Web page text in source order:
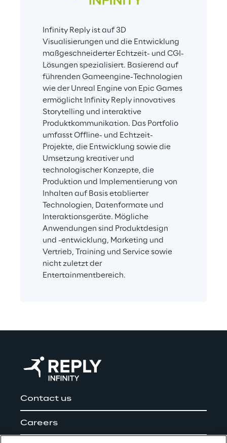
Infinity Reply ist auf 3D
Visualisierungen und die Entwicklung
maßgeschneiderter Echtzeit- und CGI-
Lösungen spezialisiert. Basierend auf
führenden Gameengine-Technologien
wie der Unreal Engine von Epic Games
ermöglicht Infinity Reply innovatives
Storytelling und interaktive
Produktkommunikation. Das Portfolio
umfasst Offline- und Echtzeit-
Projekte, die Entwicklung sowie die
Umsetzung kreativer und
technologischer Konzepte, die
Produktion und Implementierung von
Inhalten auf Basis etablierter
Technologien, Datenformate und
Interaktionsgeräte. Mögliche
Anwendungen sind Produktdesign
und -entwicklung, Marketing und
Vertrieb, Training und Service sowie
nicht zuletzt der
Entertainmentbereich.
Contact us
Careers